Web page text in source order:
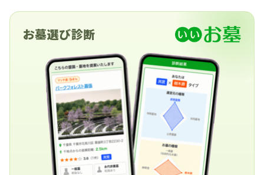
お墓選び診断